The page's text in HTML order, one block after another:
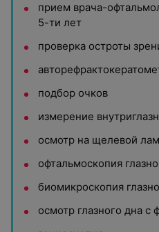
прием врача-
5-ти лет
проверка остроты
подбор очков
измерение
осмотр на щелевой
офтальмоскопия
биомикроскопия
осмотр глазного дна с